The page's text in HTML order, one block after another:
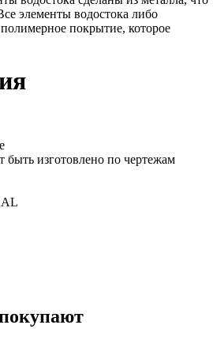
элементы водостока либо
покрытие, которое
изготовлено по чертежам